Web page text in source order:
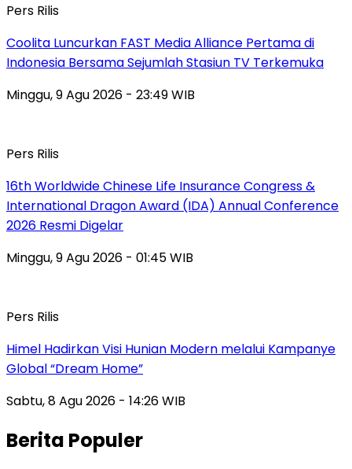
Pers Rilis
Coolita Luncurkan FAST Media Alliance Pertama di
Indonesia Bersama Sejumlah Stasiun TV Terkemuka
Minggu, 9 Agu 2026 - 23:49 WIB
Pers Rilis
16th Worldwide Chinese Life Insurance Congress &
International Dragon Award (IDA) Annual Conference
2026 Resmi Digelar
Minggu, 9 Agu 2026 - 01:45 WIB
Pers Rilis
Himel Hadirkan Visi Hunian Modern melalui Kampanye
Global “Dream Home”
Sabtu, 8 Agu 2026 - 14:26 WIB
Berita Populer